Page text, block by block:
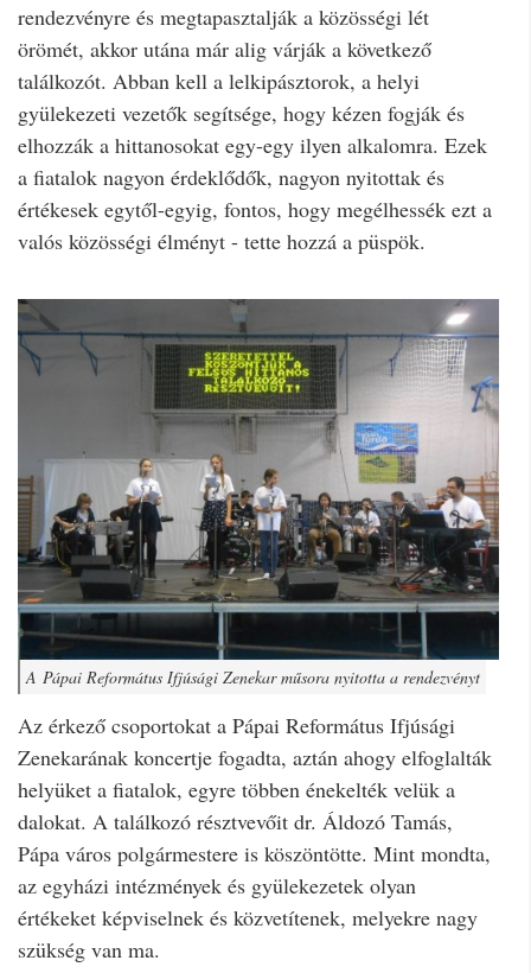
rendezvényre és megtapasztalják a közösségi lét
örömét, akkor utána már alig várják a következő
találkozót. Abban kell a lelkipásztorok, a helyi
gyülekezeti vezetők segítsége, hogy kézen fogják és
elhozzák a hittanosokat egy-egy ilyen alkalomra. Ezek
a fiatalok nagyon érdeklődők, nagyon nyitottak és
értékesek egytől-egyig, fontos, hogy megélhessék ezt a
valós közösségi élményt - tette hozzá a püspök.
A Pápai Református Ifjúsági Zenekar műsora nyitotta a rendezvényt
Az érkező csoportokat a Pápai Református Ifjúsági
Zenekarának koncertje fogadta, aztán ahogy elfoglalták
helyüket a fiatalok, egyre többen énekelték velük a
dalokat. A találkozó résztvevőit dr. Áldozó Tamás,
Pápa város polgármestere is köszöntötte. Mint mondta,
az egyházi intézmények és gyülekezetek olyan
értékeket képviselnek és közvetítenek, melyekre nagy
szükség van ma.